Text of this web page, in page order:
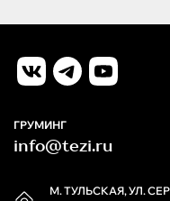
М. ТУЛЬСКАЯ, УЛ.
ГРУМИНГ
info@tezi.ru